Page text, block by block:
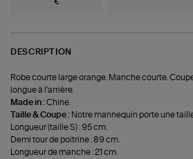
€
DESCRIPTION
Robe courte large orange. Manche courte.
longue à l'arrière.
Made in :Chine.
Taille & Coupe : Notre mannequin porte une
Longueur (taille S) : 95 cm.
Demi tour de poitrine : 89 cm.
Longueur de manche : 21 cm.